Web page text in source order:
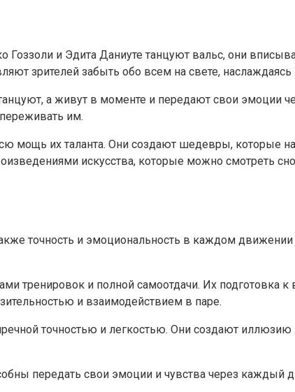
Гоззоли и Эдита Даниуте танцуют вальс, они
зрителей забыть обо всем на свете, наслаждаясь
а живут в моменте и передают свои эмоции
им.
мощь их таланта. Они создают шедевры, которые
искусства, которые можно смотреть
точность и эмоциональность в каждом
тренировок и полной самоотдачи. Их подготовка
и взаимодействием в паре.
точностью и легкостью. Они создают иллюзию
передать свои эмоции и чувства через каждый